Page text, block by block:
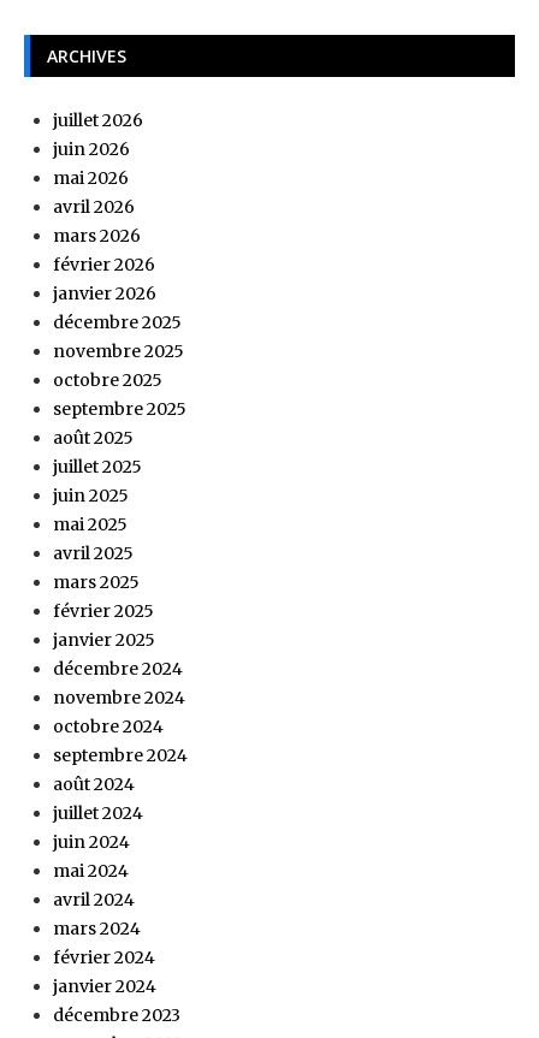
ARCHIVES
juillet 2026
juin 2026
mai 2026
avril 2026
mars 2026
février 2026
janvier 2026
décembre 2025
novembre 2025
octobre 2025
septembre 2025
août 2025
juillet 2025
juin 2025
mai 2025
avril 2025
mars 2025
février 2025
janvier 2025
décembre 2024
novembre 2024
octobre 2024
septembre 2024
août 2024
juillet 2024
juin 2024
mai 2024
avril 2024
mars 2024
février 2024
janvier 2024
décembre 2023